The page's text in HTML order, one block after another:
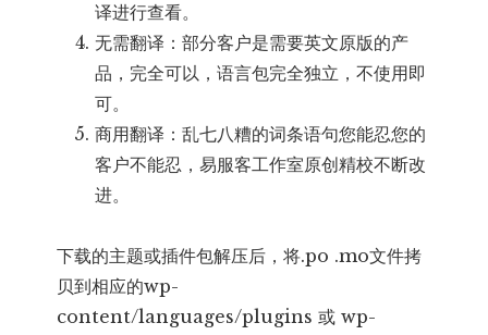
译进行查看。
无需翻译：部分客户是需要英文原版的产
品，完全可以，语言包完全独立，不使用即
可。
商用翻译：乱七八糟的词条语句您能忍您的
客户不能忍，易服客工作室原创精校不断改
进。
下载的主题或插件包解压后，将.po .mo文件拷
贝到相应的wp-
content/languages/plugins 或 wp-